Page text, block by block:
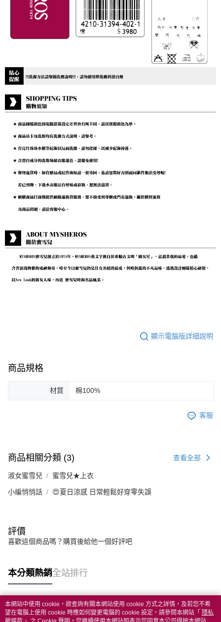
顯示電腦版詳細說明
商品規格
材質 棉100%
客服
商品相關分類 (3) 查看全部
淑女蜜雪兒 蜜雪兒★上衣
小編悄悄話 😍夏日涼感 日常輕鬆好穿零失誤
評價
喜歡這個商品嗎？購買後給他一個好評吧
本分類熱銷全站排行
熱門標籤
本網站中使用 cookie，欲查詢有關本網站使用 cookie 方式之詳情，及若您不希
望在電腦上使用 cookie 時應如何變更電腦的 cookie 設定，請參閱本網站「 隱私